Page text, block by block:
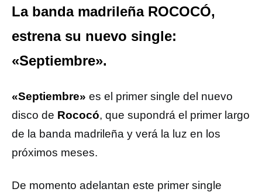
La banda madrileña ROCOCÓ,
estrena su nuevo single:
«Septiembre».
«Septiembre» es el primer single del nuevo
disco de Rococó, que supondrá el primer largo
de la banda madrileña y verá la luz en los
próximos meses.
De momento adelantan este primer single